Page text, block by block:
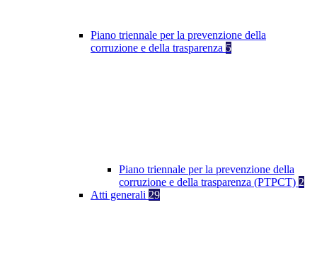
Piano triennale per la prevenzione della
corruzione e della trasparenza 5
Piano triennale per la prevenzione della
corruzione e della trasparenza (PTPCT) 2
Atti generali 29